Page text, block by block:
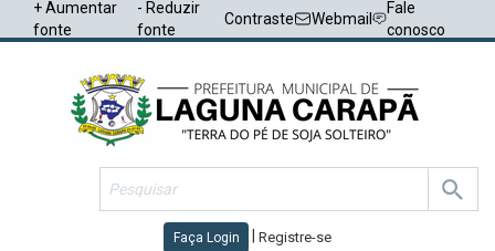
+ Aumentar
fonte
- Reduzir
fonte
Contraste Webmail
Fale
conosco
Faça Login Registre-se